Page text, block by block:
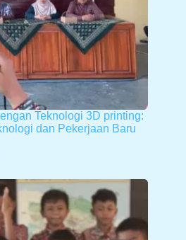
Teknologi 3D printing:
dan Pekerjaan Baru